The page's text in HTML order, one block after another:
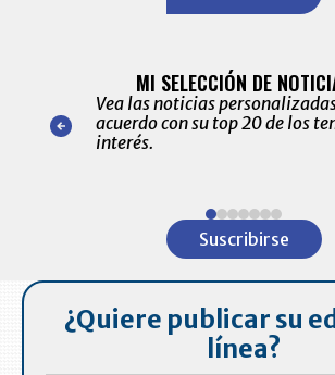
nuestro
para
MI SELECCIÓN DE
Vea las noticias
acuerdo con su top 20 de los
interés.
Suscribirse
¿Quiere publicar su
línea?